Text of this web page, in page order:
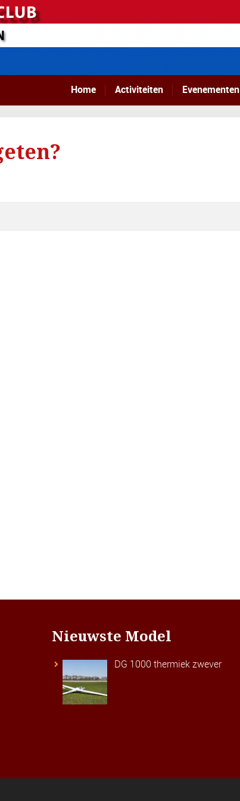
Home Activiteiten Evenementen
Nieuwste Model
DG 1000 thermiek zwever